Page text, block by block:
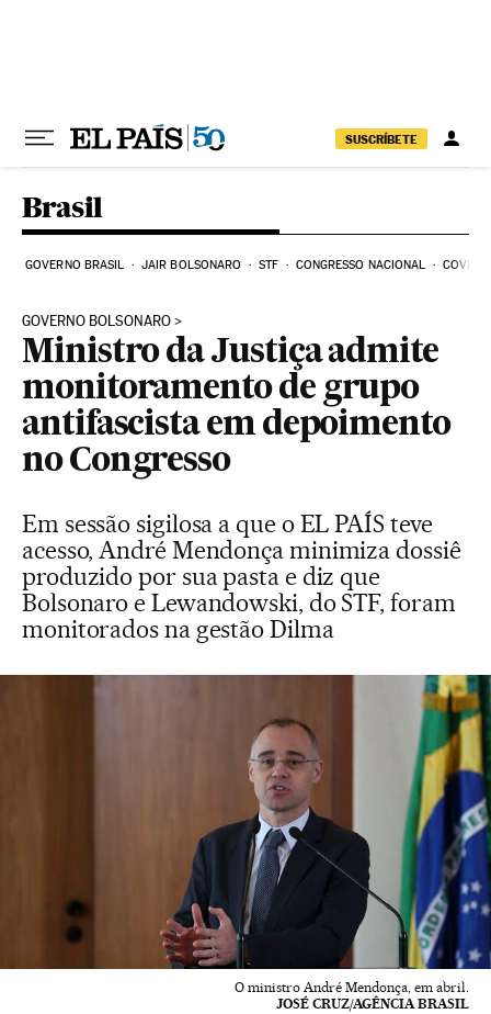
SUSCRÍBETE
Brasil
GOVERNO BRASIL JAIR BOLSONARO STF CONGRESSO NACIONAL COVID-
GOVERNO BOLSONARO
Ministro da Justiça admite
monitoramento de grupo
antifascista em depoimento
no Congresso
Em sessão sigilosa a que o EL PAÍS teve
acesso, André Mendonça minimiza dossiê
produzido por sua pasta e diz que
Bolsonaro e Lewandowski, do STF, foram
monitorados na gestão Dilma
O ministro André Mendonça, em abril.
JOSÉ CRUZ/AGÊNCIA BRASIL